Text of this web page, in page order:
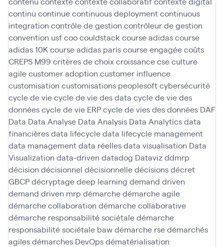
continu continuecontinuous deploymentcontinuous
integration contrôle de gestion contrôleur de gestion
convention usfcoocouldstack course adidascourse
adidas 10K course adidas pariscourse engagéecoûts
CREPS M99 critères de choix croissancecseculture
agilecustomer adoption customer influence
customisation customisations peoplesoftcybersécurité
cycle de viecycle de vie des data cycle de vie des
donnéescycle de vie ERPcycle de vies des données DAF
Data Data Analyse Data Analysis Data Analyticsdata
financièresdata lifecycledata lifecycle management
data managementdata réellesdata visualisation Data
Visualization data-driven datadog Datavizddmrp
décision décisionnel décisionnelledécisionsdécret
GBCPdécryptagedeep learning demand driven
demand driven mrp démarchedémarche agile
démarche collaboration démarche collaborative
démarche responsabilité sociétaledémarche
responsabilité sociétale bawdémarche rsedémarchés
agilesdémarches DevOpsdématérialisation